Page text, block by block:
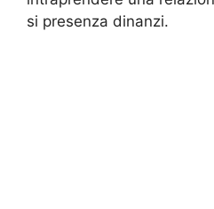
si presenza dinanzi.